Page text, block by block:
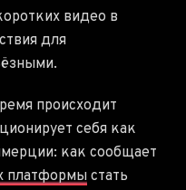
видео в
для
происходит
себя как
как сообщает
платформы стать